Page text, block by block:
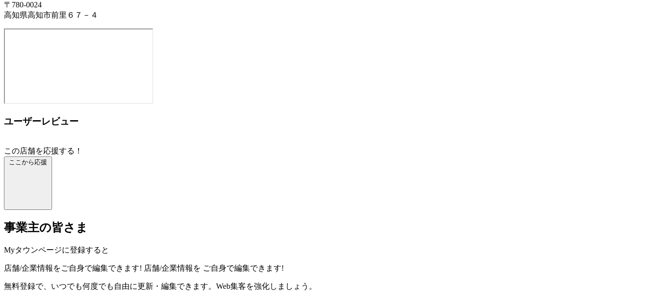
〒780-0024
高知県高知市前里６７－４
ユーザーレビュー
この店舗を応援する！
ここから応援
事業主の皆さま
Myタウンページに登録すると
店舗/企業情報をご自身で編集できます! 店舗/企業情報を ご自身で編集できます!
無料登録で、いつでも何度でも自由に更新・編集できます。Web集客を強化しましょう。